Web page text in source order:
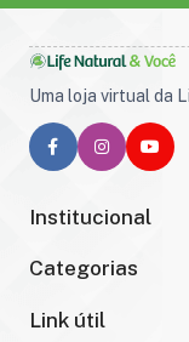
Uma loja virtual da
Institucional
Categorias
Link útil